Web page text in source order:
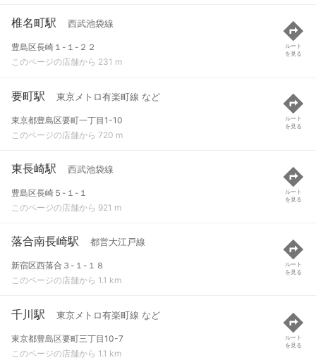
椎名町駅 西武池袋線
豊島区長崎１-１-２２
このページの店舗から 231 m
ルート
を見る
要町駅 東京メトロ有楽町線 など
東京都豊島区要町一丁目1-10
このページの店舗から 720 m
ルート
を見る
東長崎駅 西武池袋線
豊島区長崎５-１-１
このページの店舗から 921 m
ルート
を見る
落合南長崎駅 都営大江戸線
新宿区西落合３-１-１８
このページの店舗から 1.1 km
ルート
を見る
千川駅 東京メトロ有楽町線 など
東京都豊島区要町三丁目10-7
このページの店舗から 1.1 km
ルート
を見る